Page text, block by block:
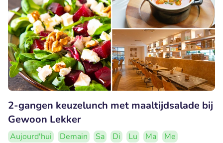
2-gangen keuzelunch met maaltijdsalade bij
Gewoon Lekker
Aujourd'hui Demain Sa Di Lu Ma
Me